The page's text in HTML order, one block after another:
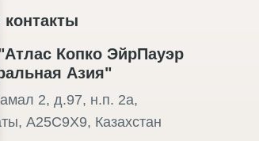
контакты
Копко ЭйрПауэр
Азия"
2, д.97, н.п. 2а,
A25C9X9, Казахстан